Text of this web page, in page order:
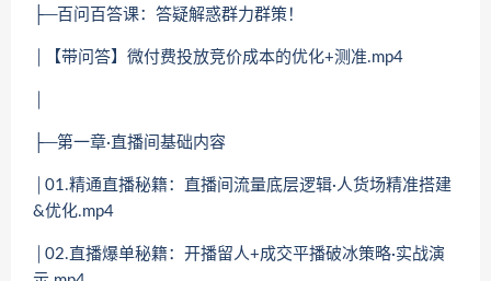
├─百问百答课：答疑解惑群力群策！
│【带问答】微付费投放竞价成本的优化+测准.mp4
├─第一章·直播间基础内容
│01.精通直播秘籍：直播间流量底层逻辑·人货场精准搭建
&优化.mp4
│02.直播爆单秘籍：开播留人+成交平播破冰策略·实战演